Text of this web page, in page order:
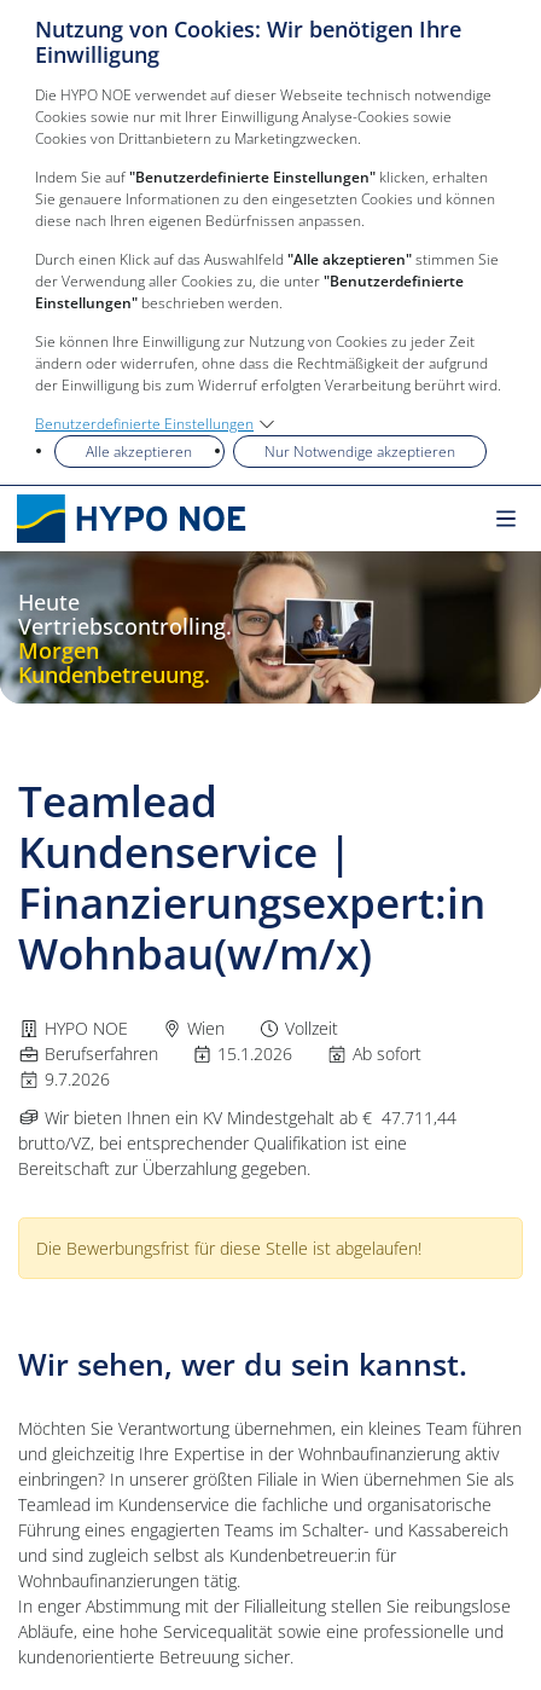
Nutzung von Cookies: Wir benötigen Ihre
Einwilligung
Die HYPO NOE verwendet auf dieser Webseite technisch notwendige
Cookies sowie nur mit Ihrer Einwilligung Analyse-Cookies sowie
Cookies von Drittanbietern zu Marketingzwecken.
Indem Sie auf"Benutzerdefinierte Einstellungen" klicken, erhalten
Sie genauere Informationen zu den eingesetzten Cookies und können
diese nach Ihren eigenen Bedürfnissen anpassen.
Durch einen Klick auf das Auswahlfeld "Alle akzeptieren"stimmen Sie
der Verwendung aller Cookies zu, die unter"Benutzerdefinierte
Einstellungen" beschrieben werden.
Sie können Ihre Einwilligung zur Nutzung von Cookies zu jeder Zeit
ändern oder widerrufen, ohne dass die Rechtmäßigkeit der aufgrund
der Einwilligung bis zum Widerruf erfolgten Verarbeitung berührt wird.
Benutzerdefinierte Einstellungen
Alle akzeptieren
Nur Notwendige akzeptieren
Heute
Vertriebscontrolling.
Morgen
Kundenbetreuung.
Teamlead
Kundenservice |
Finanzierungsexpert:in
Wohnbau(w/m/x)
Arbeitgeber:
HYPO NOE Dienstort:
Wien Beschäftigungsart:
Vollzeit
Positionsebene:
Berufserfahren Veröffentlichungsdatum:
15.1.2026 Eintrittstermin:
Ab sofort
Bewerbungsfrist:
9.7.2026
Gehalt:
Wir bieten Ihnen ein KV Mindestgehalt ab € 47.711,44
brutto/VZ, bei entsprechender Qualifikation ist eine
Bereitschaft zur Überzahlung gegeben.
Die Bewerbungsfrist für diese Stelle ist abgelaufen!
Wir sehen, wer du sein kannst.
Möchten Sie Verantwortung übernehmen, ein kleines Team führen
und gleichzeitig Ihre Expertise in der Wohnbaufinanzierung aktiv
einbringen? In unserer größten Filiale in Wien übernehmen Sie als
Teamlead im Kundenservice die fachliche und organisatorische
Führung eines engagierten Teams im Schalter- und Kassabereich
und sind zugleich selbst als Kundenbetreuer:in für
Wohnbaufinanzierungen tätig.
In enger Abstimmung mit der Filialleitung stellen Sie reibungslose
Abläufe, eine hohe Servicequalität sowie eine professionelle und
kundenorientierte Betreuung sicher.